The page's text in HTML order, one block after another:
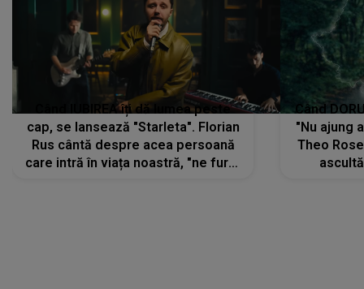
Când IUBIREA îți dă lumea peste
cap, se lansează "Starleta". Florian
Rus cântă despre acea persoană
care intră în viața noastră, "ne fură"
Când
"Nu ajung
Theo